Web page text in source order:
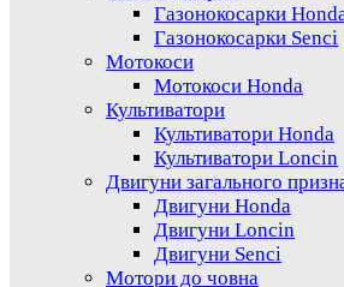
Газонокосарки
Газонокосарки Senci
Мотокоси
Мотокоси Honda
Культиватори
Культиватори Honda
Культиватори Loncin
Двигуни загального
Двигуни Honda
Двигуни Loncin
Двигуни Senci
Мотори до човна